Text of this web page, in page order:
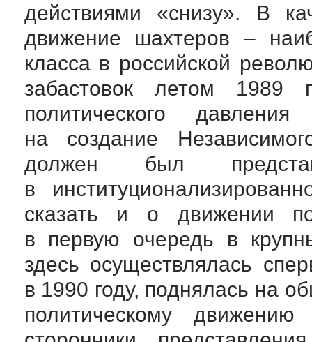
действиями «снизу». В
движение шахтеров –
класса в российской
забастовок летом 1989
политического
на создание
должен был
в
сказать и о движении
в первую очередь в
здесь осуществлялась
в 1990 году, поднялась на
политическому